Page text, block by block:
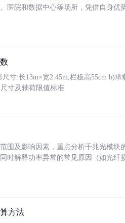
医院和数据中心等场所，凭借自身优
寸:长13m×宽2.45m,栏板高55cm b)
寸及轴荷限值标准
围及影响因素，重点分析千兆光模块
时解释功率异常的常见原因（如光纤
方法